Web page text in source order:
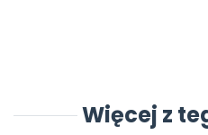
Więcej z